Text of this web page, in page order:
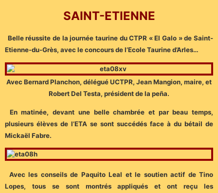
SAINT-ETIENNE
Belle réussite de la journée taurine du CTPR « El Galo » de Saint-
Etienne-du-Grès, avec le concours de l’Ecole Taurine d’Arles…
Avec Bernard Planchon, délégué UCTPR, Jean Mangion, maire, et
Robert Del Testa, président de la peña.
En matinée, devant une belle chambrée et par beau temps,
plusieurs élèves de l’ETA se sont succédés face à du bétail de
Mickaël Fabre.
Avec les conseils de Paquito Leal et le soutien actif de Tino
Lopes, tous se sont montrés appliqués et ont reçu les